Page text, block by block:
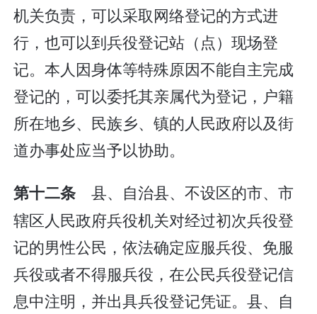
机关负责，可以采取网络登记的方式进
行，也可以到兵役登记站（点）现场登
记。本人因身体等特殊原因不能自主完成
登记的，可以委托其亲属代为登记，户籍
所在地乡、民族乡、镇的人民政府以及街
道办事处应当予以协助。
第十二条 县、自治县、不设区的市、市
辖区人民政府兵役机关对经过初次兵役登
记的男性公民，依法确定应服兵役、免服
兵役或者不得服兵役，在公民兵役登记信
息中注明，并出具兵役登记凭证。县、自